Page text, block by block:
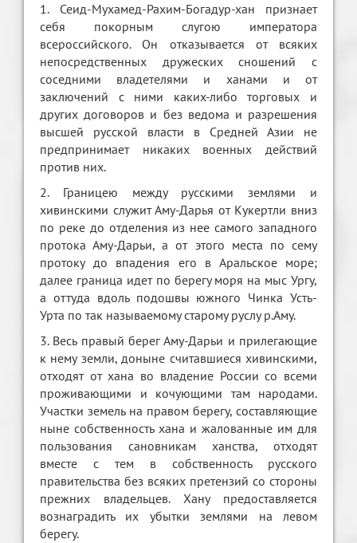
1. Сеид-Мухамед-Рахим-Богадур-хан признает
себя покорным слугою императора
всероссийского. Он отказывается от всяких
непосредственных дружеских сношений с
соседними владетелями и ханами и от
заключений с ними каких-либо торговых и
других договоров и без ведома и разрешения
высшей русской власти в Средней Азии не
предпринимает никаких военных действий
против них.
2. Границею между русскими землями и
хивинскими служит Аму-Дарья от Кукертли вниз
по реке до отделения из нее самого западного
протока Аму-Дарьи, а от этого места по сему
протоку до впадения его в Аральское море;
далее граница идет по берегу моря на мыс Ургу,
а оттуда вдоль подошвы южного Чинка Усть-
Урта по так называемому старому руслу р.Аму.
3. Весь правый берег Аму-Дарьи и прилегающие
к нему земли, доныне считавшиеся хивинскими,
отходят от хана во владение России со всеми
проживающими и кочующими там народами.
Участки земель на правом берегу, составляющие
ныне собственность хана и жалованные им для
пользования сановникам ханства, отходят
вместе с тем в собственность русского
правительства без всяких претензий со стороны
прежних владельцев. Хану предоставляется
вознаградить их убытки землями на левом
берегу.